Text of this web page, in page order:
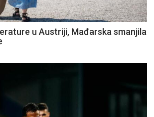
u Austriji, Mađarska smanjila